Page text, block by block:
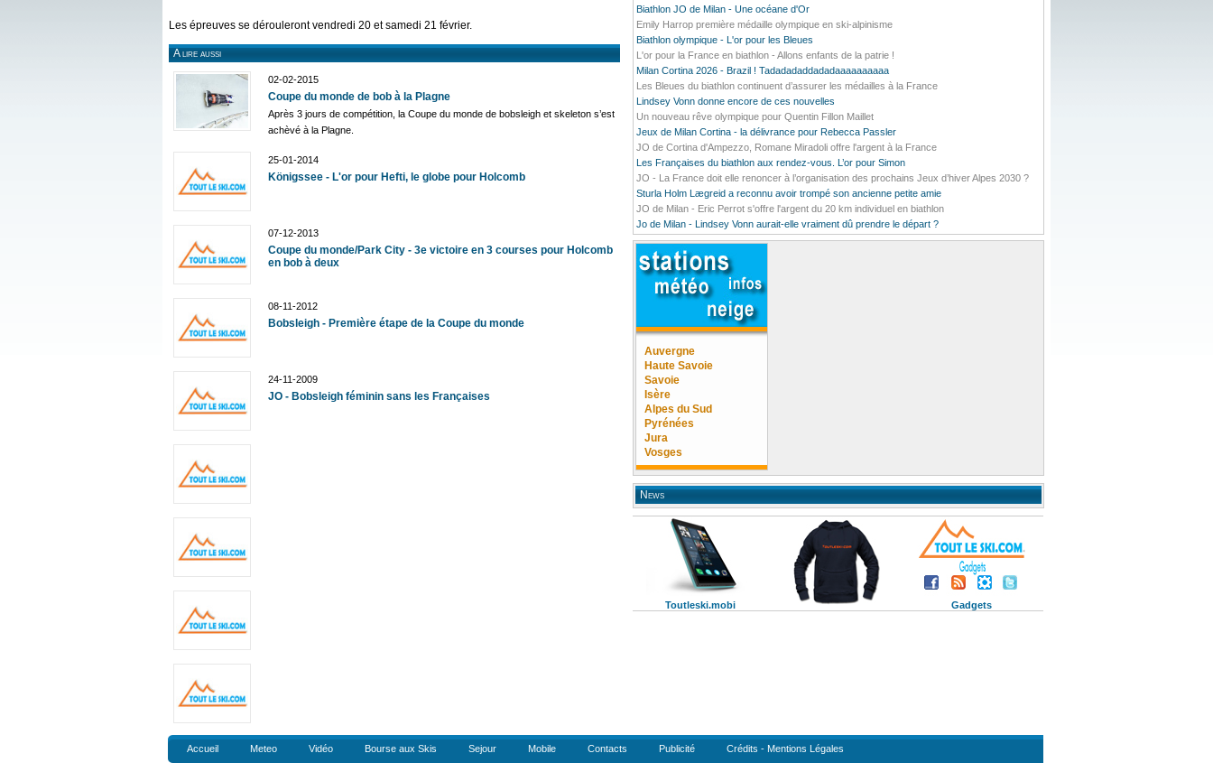
Les épreuves se dérouleront vendredi 20 et samedi 21 février.
A lire aussi
02-02-2015
Coupe du monde de bob à la Plagne
Après 3 jours de compétition, la Coupe du monde de bobsleigh et skeleton s’est
achèvé à la Plagne.
25-01-2014
Königssee - L'or pour Hefti, le globe pour Holcomb
07-12-2013
Coupe du monde/Park City - 3e victoire en 3 courses pour Holcomb
en bob à deux
08-11-2012
Bobsleigh - Première étape de la Coupe du monde
24-11-2009
JO - Bobsleigh féminin sans les Françaises
Biathlon JO de Milan - Une océane d'Or
Emily Harrop première médaille olympique en ski-alpinisme
Biathlon olympique - L'or pour les Bleues
L'or pour la France en biathlon - Allons enfants de la patrie !
Milan Cortina 2026 - Brazil ! Tadadadaddadadaaaaaaaaaa
Les Bleues du biathlon continuent d’assurer les médailles à la France
Lindsey Vonn donne encore de ces nouvelles
Un nouveau rêve olympique pour Quentin Fillon Maillet
Jeux de Milan Cortina - la délivrance pour Rebecca Passler
JO de Cortina d'Ampezzo, Romane Miradoli offre l'argent à la France
Les Françaises du biathlon aux rendez-vous. L’or pour Simon
JO - La France doit elle renoncer à l’organisation des prochains Jeux d’hiver Alpes 2030 ?
Sturla Holm Lægreid a reconnu avoir trompé son ancienne petite amie
JO de Milan - Eric Perrot s'offre l'argent du 20 km individuel en biathlon
Jo de Milan - Lindsey Vonn aurait-elle vraiment dû prendre le départ ?
Auvergne
Haute Savoie
Savoie
Isère
Alpes du Sud
Pyrénées
Jura
Vosges
News
Toutleski.mobi Gadgets
Accueil Meteo Vidéo Bourse aux Skis Sejour Mobile Contacts Publicité Crédits - Mentions Légales